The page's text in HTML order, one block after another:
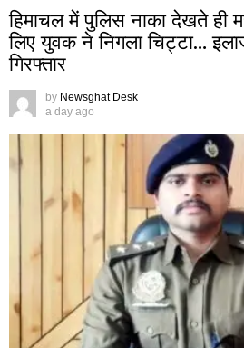
हिमाचल में पुलिस नाका देखते
लिए युवक ने निगला चिट्टा…
गिरफ्तार
by Newsghat Desk
a day ago